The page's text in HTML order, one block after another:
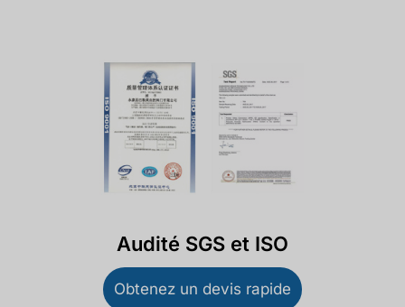
Audité SGS et ISO
Obtenez un devis rapide